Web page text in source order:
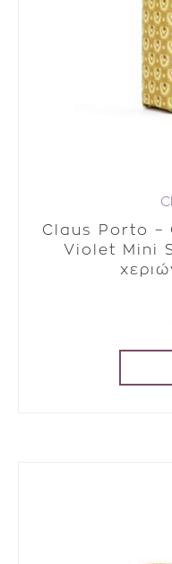
Claus Porto –
Violet Mini